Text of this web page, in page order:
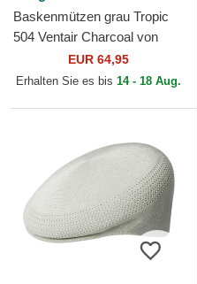
Baskenmützen grau Tropic
504 Ventair Charcoal von
EUR 64,95
Erhalten Sie es bis 14 - 18 Aug.